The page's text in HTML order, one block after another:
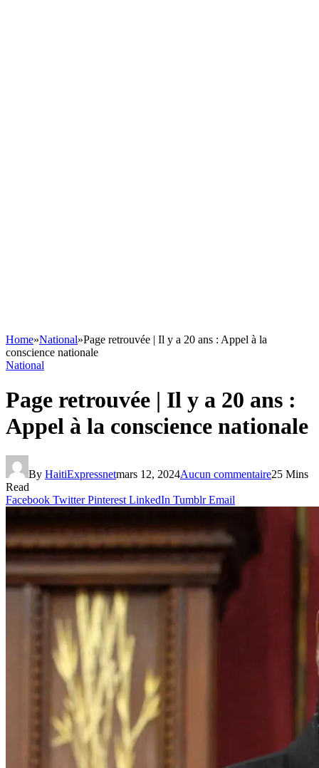
Home»National»Page retrouvée | Il y a 20 ans : Appel à la
conscience nationale
National
Page retrouvée | Il y a 20 ans :
Appel à la conscience nationale
By HaitiExpressnetmars 12, 2024Aucun commentaire25 Mins
Read
Facebook Twitter Pinterest LinkedIn Tumblr Email